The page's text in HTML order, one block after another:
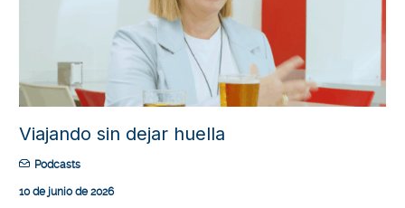
Viajando sin dejar huella
Podcasts
10 de junio de 2026